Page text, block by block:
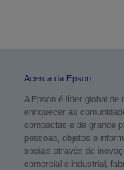
Acerca da Epson
A Epson é líder global de
enriquecer as
compactas e de grande
pessoas, objetos e
sociais através de
comercial e industrial,